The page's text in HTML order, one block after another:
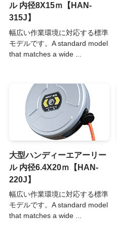
ル 内径8X15ｍ【HAN-
315J】
幅広い作業環境に対応する標準
モデルです。A standard model
that matches a wide ...
大型ハンディーエアーリー
ル 内径6.4X20ｍ【HAN-
220J】
幅広い作業環境に対応する標準
モデルです。A standard model
that matches a wide ...